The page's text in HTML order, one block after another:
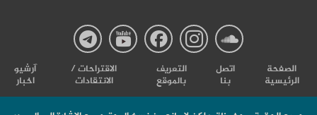
صفحة
صفحة
صفحة
صفحة
الصفحة
الرئيسية
اتصل
بنا
التعریف
بالموقع
الاقتراحات /
الانتقادات
آرشیو
اخبار